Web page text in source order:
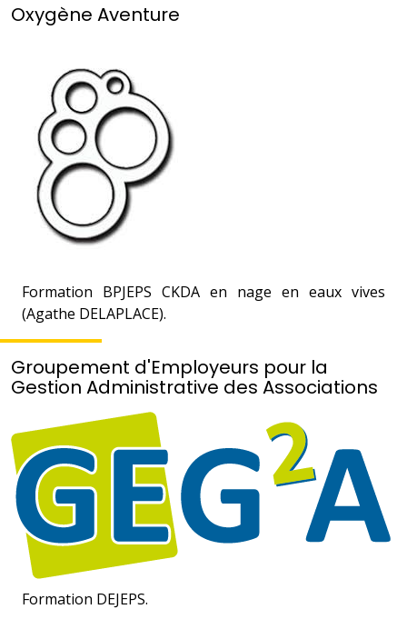
Oxygène Aventure
Formation BPJEPS CKDA en nage en eaux vives
(Agathe DELAPLACE).
Groupement d'Employeurs pour la
Gestion Administrative des Associations
Formation DEJEPS.